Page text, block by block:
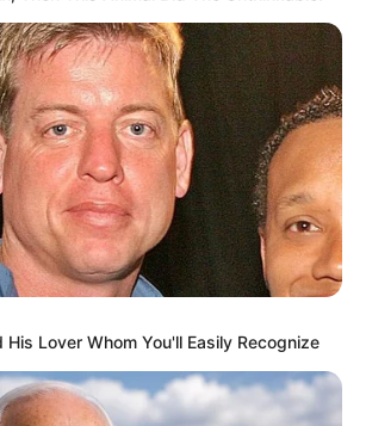
Lover Whom You'll Easily Recognize